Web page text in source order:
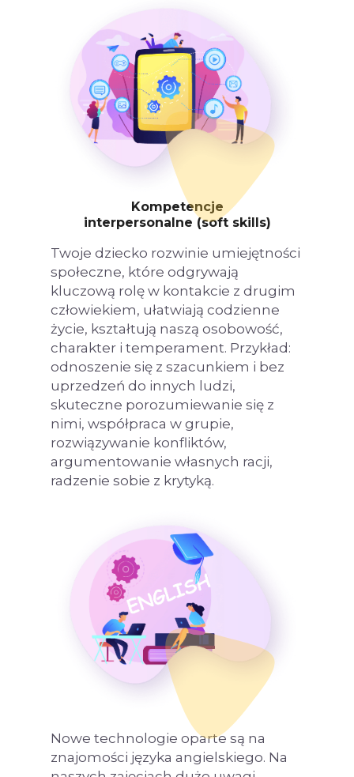
Kompetencje
interpersonalne (soft skills)
Twoje dziecko rozwinie umiejętności
społeczne, które odgrywają
kluczową rolę w kontakcie z drugim
człowiekiem, ułatwiają codzienne
życie, kształtują naszą osobowość,
charakter i temperament. Przykład:
odnoszenie się z szacunkiem i bez
uprzedzeń do innych ludzi,
skuteczne porozumiewanie się z
nimi, współpraca w grupie,
rozwiązywanie konfliktów,
argumentowanie własnych racji,
radzenie sobie z krytyką.
Nowe technologie oparte są na
znajomości języka angielskiego. Na